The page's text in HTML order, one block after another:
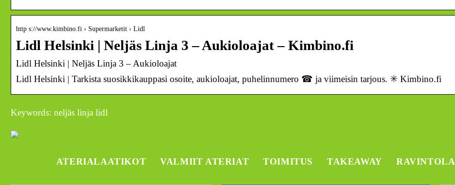
http s://www.kimbino.fi › Supermarketit › Lidl
Lidl Helsinki | Neljäs Linja 3 – Aukioloajat – Kimbino.fi
Lidl Helsinki | Neljäs Linja 3 – Aukioloajat
Lidl Helsinki | Tarkista suosikkikauppasi osoite, aukioloajat, puhelinnumero ☎ ja viimeisin tarjous. ✳️ Kimbino.fi
Keywords: neljäs linja lidl
ATERIALAATIKOT VALMIIT ATERIAT TOIMITUS TAKEAWAY RAVINTOLA